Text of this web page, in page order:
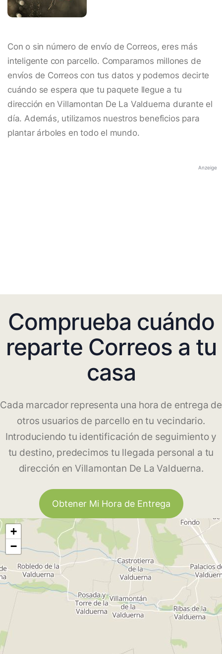
Con o sin número de envío de Correos, eres más
inteligente con parcello. Comparamos millones de
envíos de Correos con tus datos y podemos decirte
cuándo se espera que tu paquete llegue a tu
dirección en Villamontan De La Valduerna durante el
día. Además, utilizamos nuestros beneficios para
plantar árboles en todo el mundo.
Anzeige
Comprueba cuándo
reparte Correos a tu
casa
Cada marcador representa una hora de entrega de
otros usuarios de parcello en tu vecindario.
Introduciendo tu identificación de seguimiento y
tu destino, predecimos tu llegada personal a tu
dirección en Villamontan De La Valduerna.
Obtener Mi Hora de Entrega
+
−